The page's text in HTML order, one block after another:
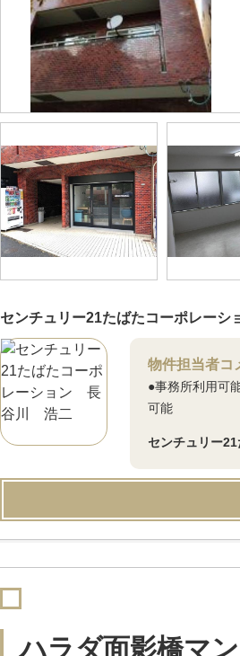
センチュリー21たばたコーポレーシ
物件担当者コ
●事務所利用可
可能
センチュリー
ハラダ面影橋マ